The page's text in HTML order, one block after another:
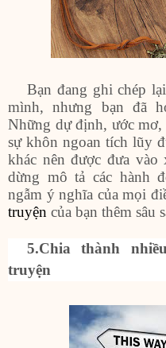
Bạn đang ghi chép
mình, nhưng bạn đã
Những dự định, ước mơ,
sự khôn ngoan tích lũy
khác nên được đưa vào
dừng mô tả các hành
ngẫm ý nghĩa của mọi
truyện của bạn thêm sâu
5.Chia thành
truyện